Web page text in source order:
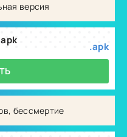
версия
.apk
бессмертие